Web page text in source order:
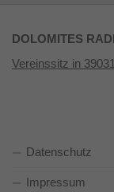
DOLOMITES
Vereinssitz in
Datenschutz
Impressum